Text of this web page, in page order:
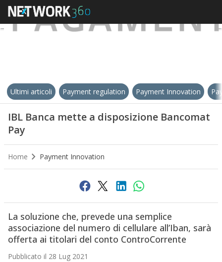
Ultimi articoli Payment regulation Payment Innovation
IBL Banca mette a disposizione Bancomat
Pay
Home Payment Innovation
La soluzione che, prevede una semplice
associazione del numero di cellulare all’Iban, sarà
offerta ai titolari del conto ControCorrente
Pubblicato il 28 Lug 2021